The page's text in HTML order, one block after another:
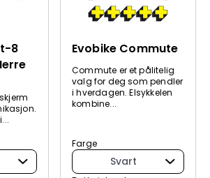
8
Evobike Commute
Commute er et pålitelig
valg for deg som pendler
i hverdagen. Elsykkelen
kombine...
Farge
Svart